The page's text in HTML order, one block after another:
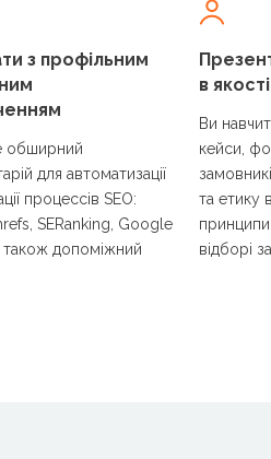
з профільним
обширний
для автоматизації
процессів SEO:
SERanking, Google
також допоміжний
в
Ви
кейси,
та етику
відборі